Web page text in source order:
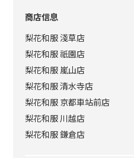
商店信息
梨花和服 淺草店
梨花和服 祇園店
梨花和服 嵐山店
梨花和服 清水寺店
梨花和服 京都車站前店
梨花和服 川越店
梨花和服 鎌倉店